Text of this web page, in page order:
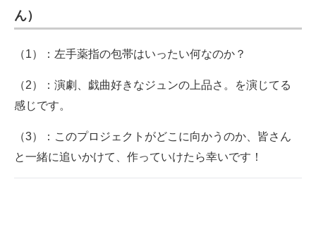
ん）
（1）：左手薬指の包帯はいったい何なのか？
（2）：演劇、戯曲好きなジュンの上品さ。を演じてる
感じです。
（3）：このプロジェクトがどこに向かうのか、皆さん
と一緒に追いかけて、作っていけたら幸いです！